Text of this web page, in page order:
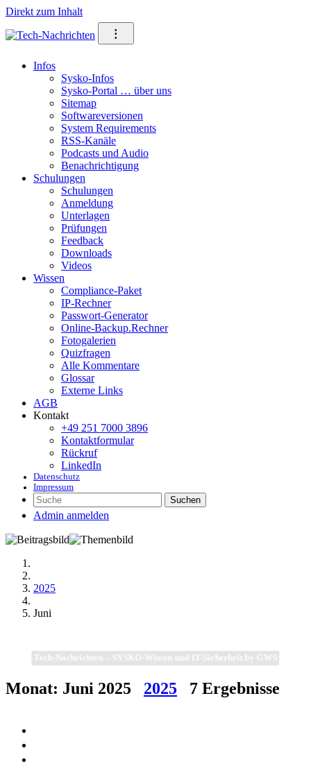
Direkt zum Inhalt
⁝
Infos
Sysko-Infos
Sysko-Portal … über uns
Sitemap
Softwareversionen
System Requirements
RSS-Kanäle
Podcasts und Audio
Benachrichtigung
Schulungen
Schulungen
Anmeldung
Unterlagen
Prüfungen
Feedback
Downloads
Videos
Wissen
Compliance-Paket
IP-Rechner
Passwort-Generator
Online-Backup.Rechner
Fotogalerien
Quizfragen
Alle Kommentare
Glossar
Externe Links
AGB
Kontakt
+49 251 7000 3896
Kontaktformular
Rückruf
LinkedIn
Datenschutz
Impressum
Suchen
Admin anmelden
2025
Juni
Tech-Nachrichten – SYSKO-Wissen und IT-Sicherheit by GWS
Monat: Juni 2025 2025 7 Ergebnisse